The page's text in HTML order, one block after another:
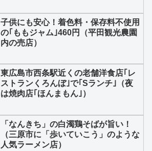
子供にも安心！着色料・保存料不使用
の｢ももジャム｣460円（平田観光農園
内の売店）
東広島市西条駅近くの老舗洋食店｢レ
ストランくろんぼ｣で｢Sランチ｣（夜
は焼肉店｢ほんまもん｣）
「なんきち」の白濁鶏そばが旨い！
（三原市に「歩いていこう」のような
人気ラーメン店）